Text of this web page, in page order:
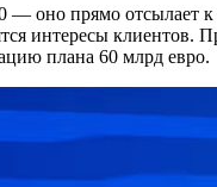
— оно прямо
интересы
плана 60 млрд евро.